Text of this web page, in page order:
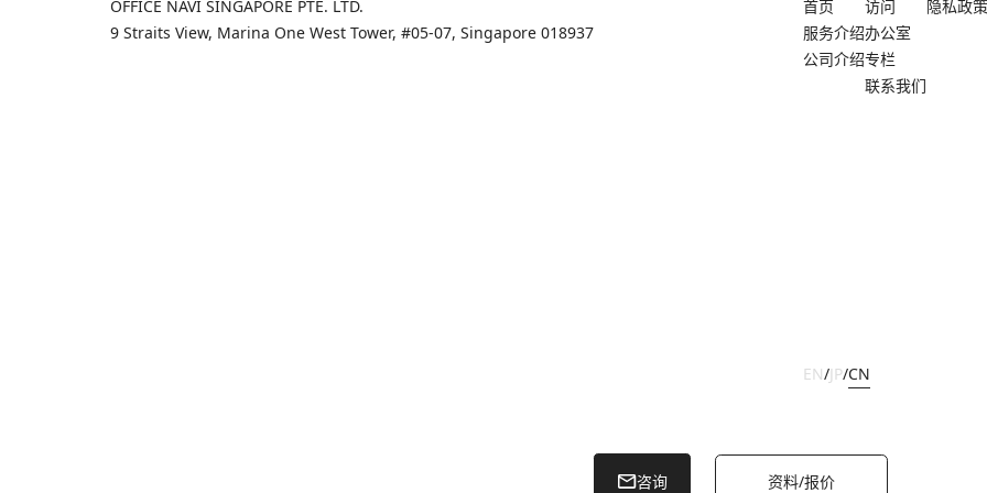
咨询 资料/报价
OFFICE NAVI SINGAPORE PTE. LTD.
9 Straits View, Marina One West Tower, #05-07, Singapore 018937
首页
服务介绍
公司介绍
访问
办公室
专栏
联系我们
隐私政
EN/JP/CN
Copyright ©2026 OFFICE NAVI SINGAPORE PTE. LTD.